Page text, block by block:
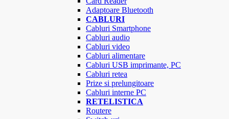
Adaptoare Bluetooth
CABLURI
Cabluri Smartphone
Cabluri audio
Cabluri video
Cabluri alimentare
Cabluri USB imprimante, PC
Cabluri retea
Prize si prelungitoare
Cabluri interne PC
RETELISTICA
Routere